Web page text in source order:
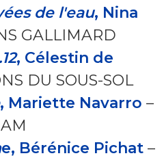
de l'eau, Nina
GALLIMARD
, Célestin de
DU SOUS-SOL
, Mariette Navarro –
e, Bérénice Pichat –